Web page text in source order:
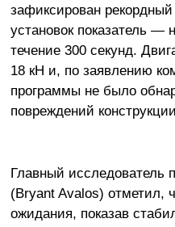
зафиксирован
установок показатель —
течение 300 секунд.
18 кН и, по заявлению
программы не было
повреждений
Главный исследователь
(Bryant Avalos) отметил,
ожидания, показав